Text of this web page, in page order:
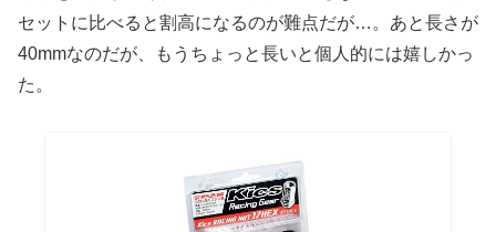
セットに比べると割高になるのが難点だが…。あと長さが
40mmなのだが、もうちょっと長いと個人的には嬉しかっ
た。